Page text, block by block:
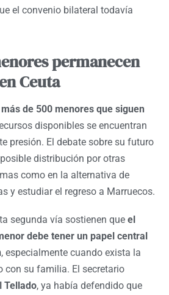
el convenio bilateral todavía
permanecen
Ceuta
más de 500 menores que siguen
disponibles se encuentran
presión. El debate sobre su futuro
distribución por otras
como en la alternativa de
y estudiar el regreso a Marruecos.
segunda vía sostienen que el
debe tener un papel central
, especialmente cuando exista la
con su familia. El secretario
Tellado, ya había defendido que